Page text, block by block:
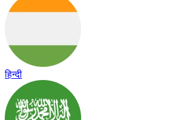
हिन्दी